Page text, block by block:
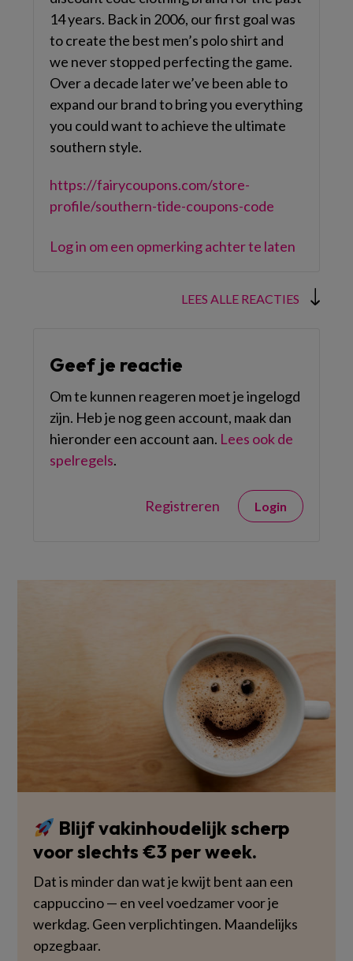
14 years. Back in 2006, our first goal was
to create the best men’s polo shirt and
we never stopped perfecting the game.
Over a decade later we’ve been able to
expand our brand to bring you everything
you could want to achieve the ultimate
southern style.
https://fairycoupons.com/store-
profile/southern-tide-coupons-code
Log in om een opmerking achter te laten
LEES ALLE REACTIES
Geef je reactie
Om te kunnen reageren moet je ingelogd
zijn. Heb je nog geen account, maak dan
hieronder een account aan. Lees ook de
spelregels.
Registreren Login
Blijf vakinhoudelijk scherp
voor slechts €3 per week.
Dat is minder dan wat je kwijt bent aan een
cappuccino — en veel voedzamer voor je
werkdag. Geen verplichtingen. Maandelijks
opzegbaar.